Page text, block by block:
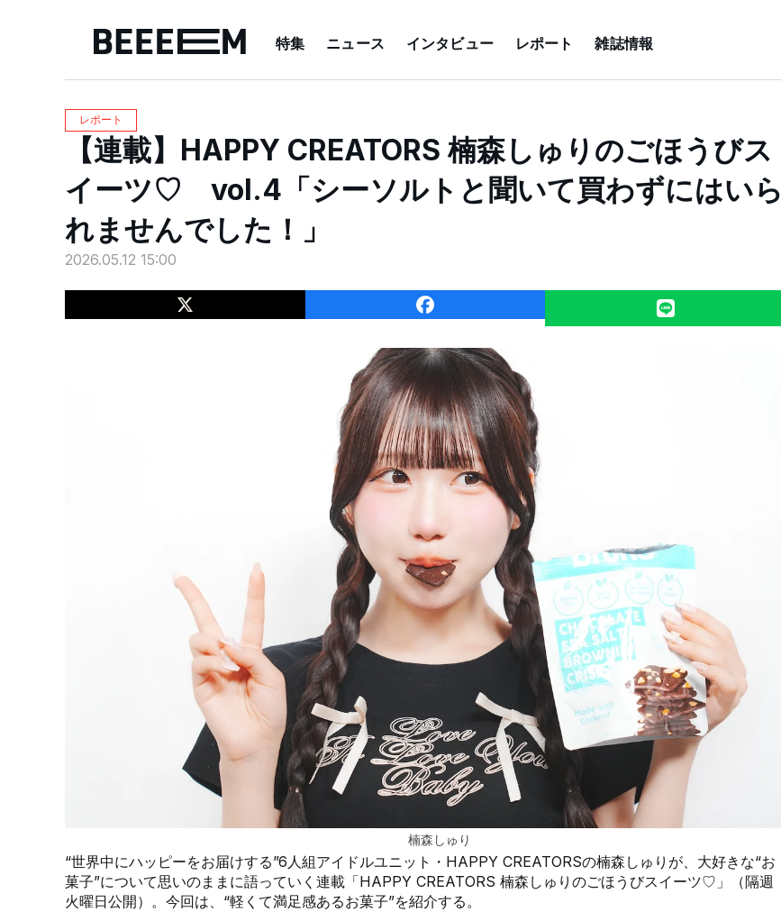
特集 ニュース インタビュー レポート 雑誌情報
レポート
【連載】HAPPY CREATORS 楠森しゅりのごほうびス
イーツ♡ vol.4「シーソルトと聞いて買わずにはいら
れませんでした！」
2026.05.12 15:00
楠森しゅり
“世界中にハッピーをお届けする”6人組アイドルユニット・HAPPY CREATORSの楠森しゅりが、大好きな“お
菓子”について思いのままに語っていく連載「HAPPY CREATORS 楠森しゅりのごほうびスイーツ♡」（隔週
火曜日公開）。今回は、“軽くて満足感あるお菓子”を紹介する。